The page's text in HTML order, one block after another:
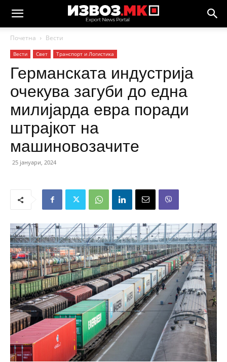
Почетна Вести
Вести Свет Транспорт и Логистика
Германската индустрија
очекува загуби до една
милијарда евра поради
штрајкот на
машиновозачите
25 јануари, 2024